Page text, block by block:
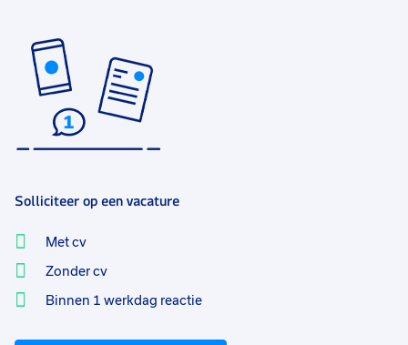
Solliciteer op een vacature
Met cv
Zonder cv
Binnen 1 werkdag reactie